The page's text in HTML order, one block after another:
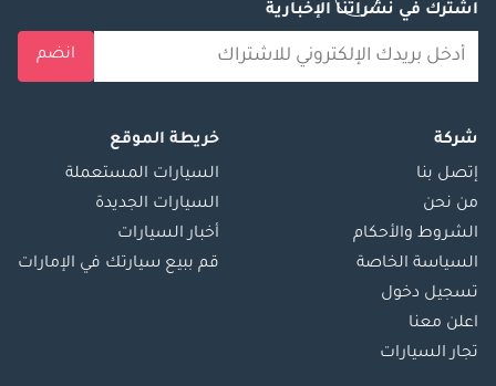
اشترك في نشراتنا الإخبارية
انضم
شركة
إتصل بنا
من نحن
الشروط والأحكام
السياسة الخاصة
تسجيل دخول
اعلن معنا
تجار السيارات
خريطة الموقع
السيارات المستعملة
السيارات الجديدة
أخبار السيارات
قم ببيع سيارتك في الإمارات